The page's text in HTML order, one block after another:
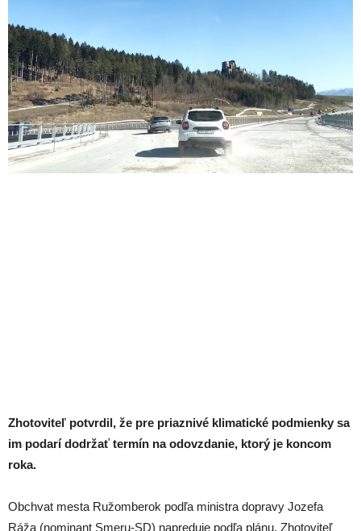
Zhotoviteľ potvrdil, že pre priaznivé klimatické podmienky sa
im podarí dodržať termín na odovzdanie, ktorý je koncom
roka.
Obchvat mesta Ružomberok podľa ministra dopravy Jozefa
Ráža (nominant Smeru-SD) napreduje podľa plánu. Zhotoviteľ